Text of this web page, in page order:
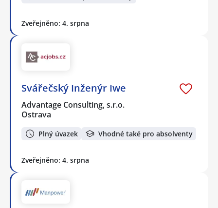
Zveřejněno: 4. srpna
Svářečský Inženýr Iwe
Advantage Consulting, s.r.o.
Ostrava
Plný úvazek Vhodné také pro absolventy
Zveřejněno: 4. srpna